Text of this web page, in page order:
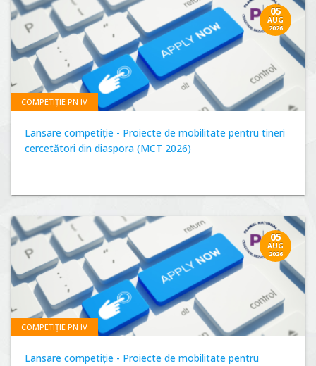
05
AUG
2026
COMPETIȚIE PN IV
Lansare competiție - Proiecte de mobilitate pentru tineri
cercetători din diaspora (MCT 2026)
05
AUG
2026
COMPETIȚIE PN IV
Lansare competiție - Proiecte de mobilitate pentru